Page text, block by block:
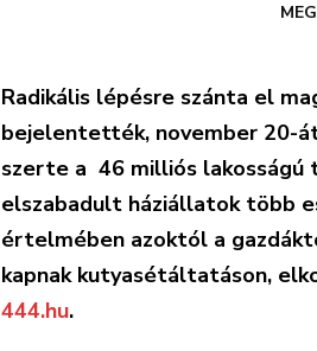
Radikális lépésre szánta el
bejelentették, november 20-
szerte a 46 milliós lakosságú
elszabadult háziállatok több
értelmében azoktól a
kapnak kutyasétáltatáson,
444.hu.